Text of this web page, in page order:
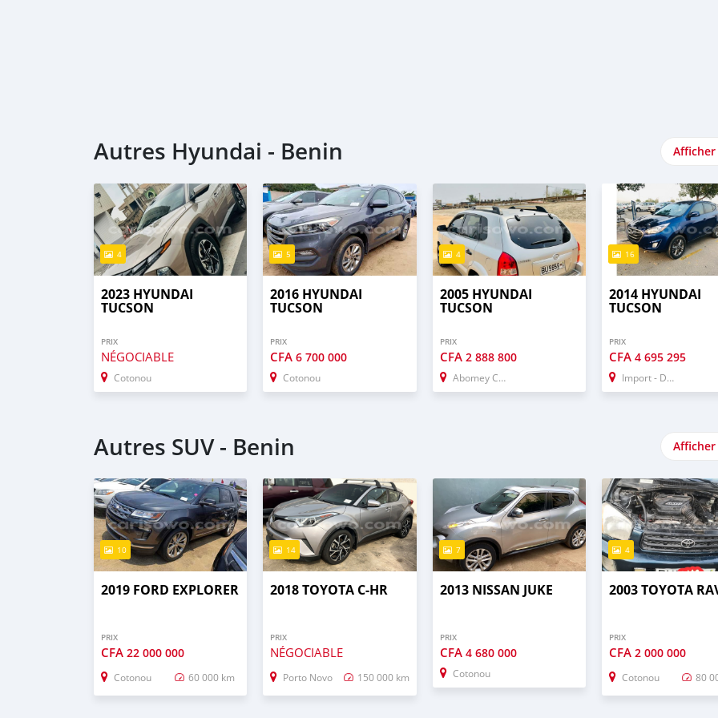
Autres Hyundai - Benin
4
2023 HYUNDAI
TUCSON
PRIX
NÉGOCIABLE
Cotonou
5
2016 HYUNDAI
TUCSON
PRIX
CFA6 700 000
Cotonou
4
2005 HYUNDAI
TUCSON
PRIX
CFA 2 888 800
Abomey Calavi
16
2014 HYUNDAI
TUCSON
PRIX
CFA 4 695 295
Import - Dubai
Autres SUV - Benin
10
2019 FORD EXPLORER
PRIX
CFA 22 000 000
Cotonou 60 000 km
14
2018 TOYOTA C-HR
PRIX
NÉGOCIABLE
Porto Novo 150 000 km
7
2013 NISSAN JUKE
PRIX
CFA 4 680 000
Cotonou
4
2003 TOYOTA
PRIX
CFA 2 000 000
Cotonou 80